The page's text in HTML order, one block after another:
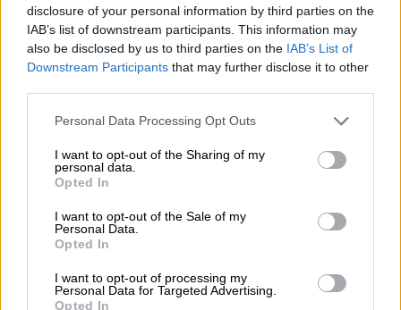
disclosure of your personal information by third parties on the
IAB’s list of downstream participants. This information may
also be disclosed by us to third parties on the IAB’s List of
Downstream Participants that may further disclose it to other
Please note that this website/app uses one or more Google
not limited to your visit or usage behaviour. You may click to
grant or deny consent to Google and its third-party tags to
use your data for below specified purposes in below Google
consent section.
Personal Data Processing Opt Outs
I want to opt-out of the Sharing of my
personal data.
Opted In
I want to opt-out of the Sale of my
Personal Data.
Opted In
I want to opt-out of processing my
Personal Data for Targeted Advertising.
Opted In
Τρεις συλλήψεις - Αναζητείται ο 4ος
συνεργός
Αμέσως ειδοποιήθηκε η ΕΛΑΣ, ξεκίνησε